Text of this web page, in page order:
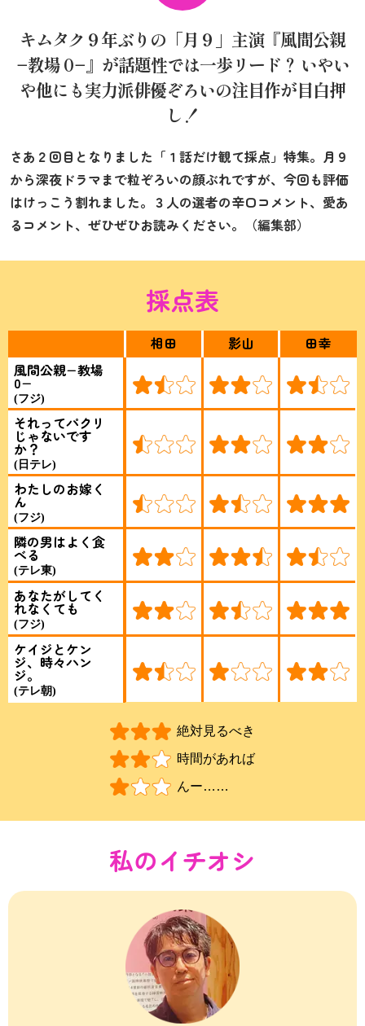
キムタク９年ぶりの「月９」主演『風間公親
−教場 0−』が話題性では一歩リード？ いやい
や他にも実力派俳優ぞろいの注目作が目白押
し！
さあ２回目となりました「１話だけ観て採点」特集。月９
から深夜ドラマまで粒ぞろいの顔ぶれですが、今回も評価
はけっこう割れました。３人の選者の辛口コメント、愛あ
るコメント、ぜひぜひお読みください。（編集部）
採点表
相田 影山
田幸
風間公親−教場
0−
(フジ)
それってパクリ
じゃないです
か？
(日テレ)
わたしのお嫁く
ん
(フジ)
隣の男はよく食
べる
(テレ東)
あなたがしてく
れなくても
(フジ)
ケイジとケン
ジ、時々ハン
ジ。
(テレ朝)
絶対見るべき
時間があれば
んー……
私のイチオシ